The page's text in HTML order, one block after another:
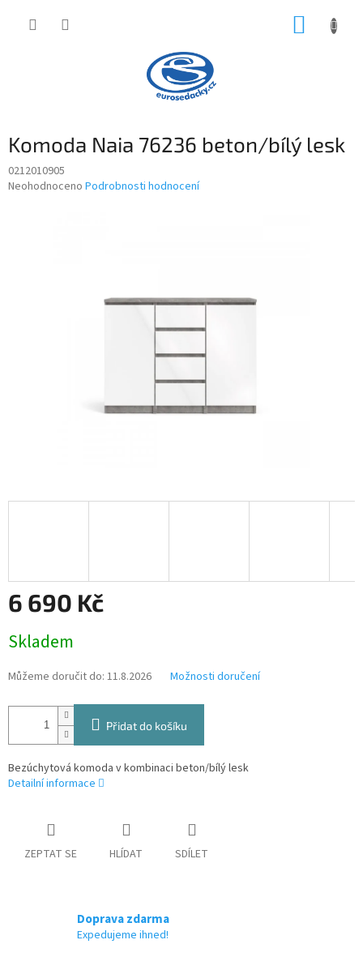
Komoda Naia 76236 beton/bílý lesk
0212010905
Průměrné
Neohodnoceno Podrobnosti hodnocení
6 690 Kč
cena:
Skladem
Můžeme doručit do: 11.8.2026 Možnosti doručení
Přidat do košíku
Bezúchytová komoda v kombinaci beton/bílý lesk
Detailní informace
ZEPTAT SE HLÍDAT SDÍLET
Doprava zdarma
Expedujeme ihned!